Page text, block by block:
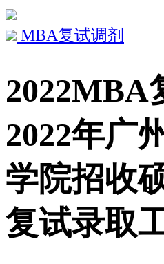
MBA复试调剂
2022MBA
2022年广
学院招收
复试录取